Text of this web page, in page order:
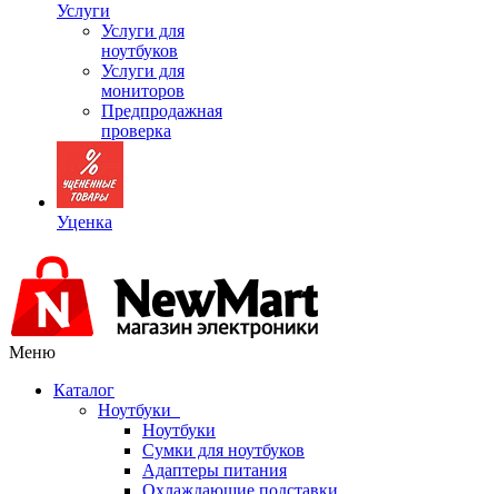
Услуги
Услуги для
ноутбуков
Услуги для
мониторов
Предпродажная
проверка
Уценка
Меню
Каталог
Ноутбуки
Ноутбуки
Сумки для ноутбуков
Адаптеры питания
Охлаждающие подставки